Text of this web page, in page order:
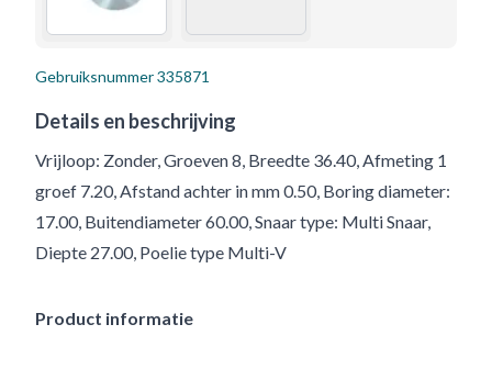
Gebruiksnummer335871
Details en beschrijving
Vrijloop: Zonder, Groeven 8, Breedte 36.40, Afmeting 1
groef 7.20, Afstand achter in mm 0.50, Boring diameter:
17.00, Buitendiameter 60.00, Snaar type: Multi Snaar,
Diepte 27.00, Poelie type Multi-V
Product informatie